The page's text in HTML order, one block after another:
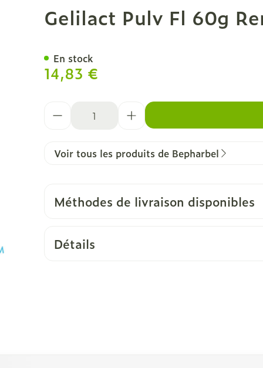
Gelilact Pulv Fl 60g
14,83 €
En stock
Voir tous les produits de Bepharbel
Méthodes de livraison disponibles
Détails
en carrousel